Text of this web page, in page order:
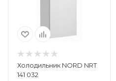
Холодильник NORD NRT
141 032